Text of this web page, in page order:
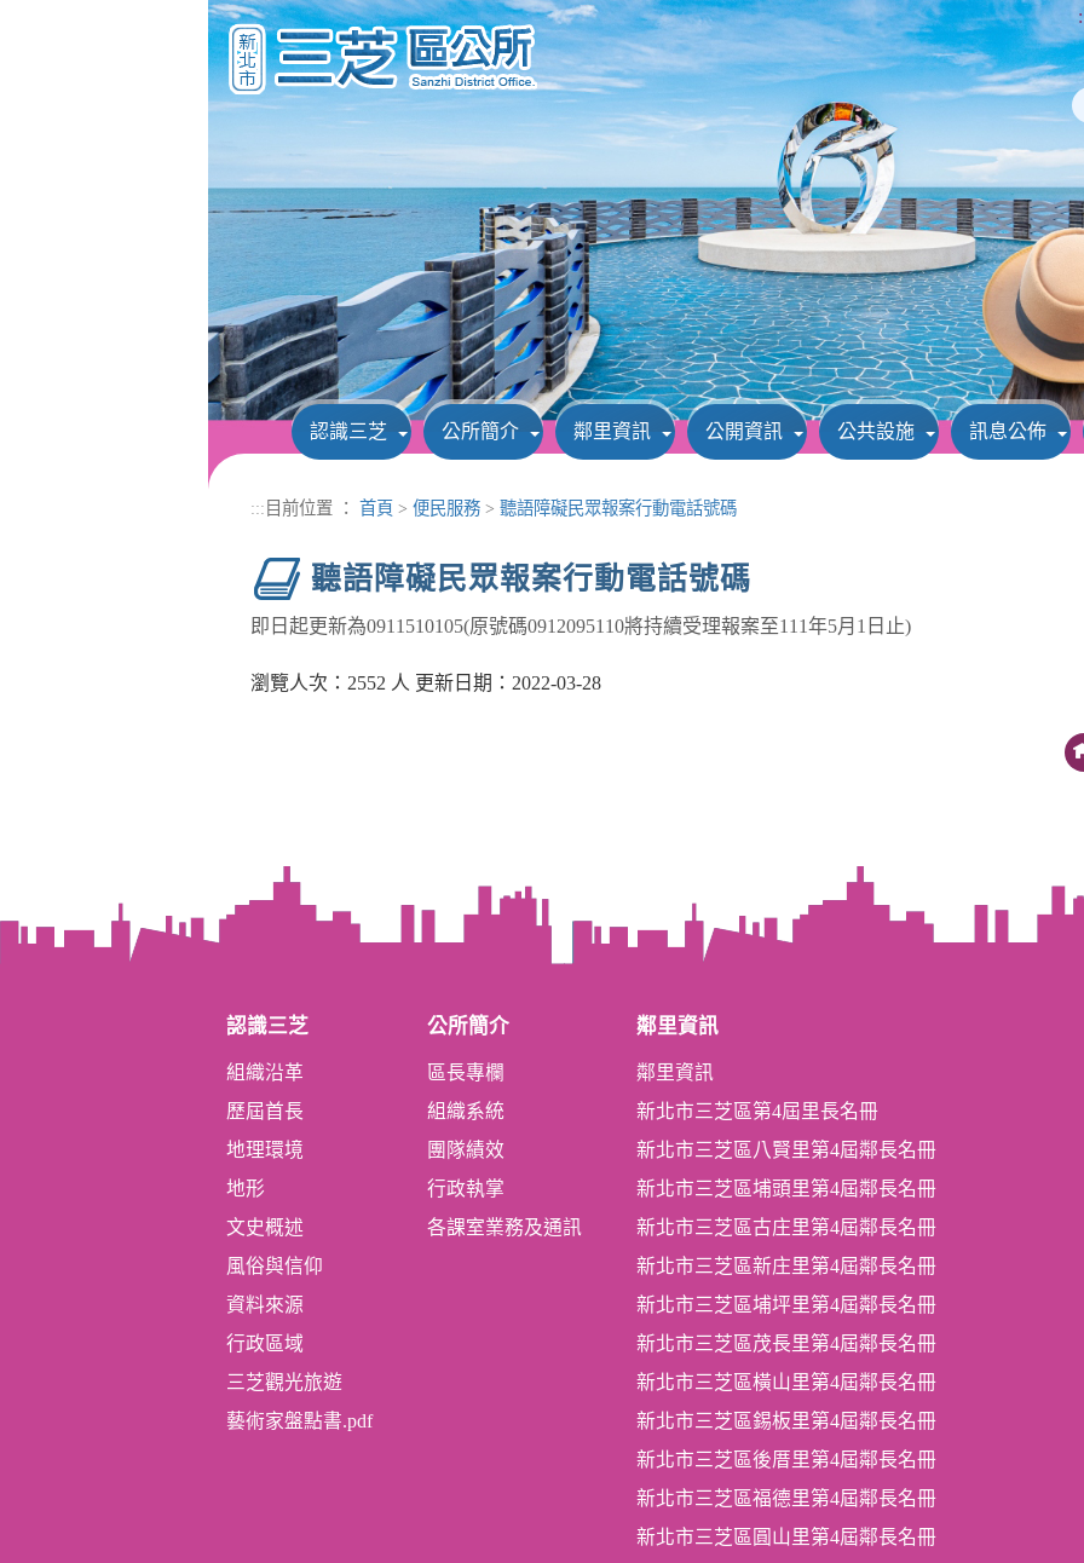
認識三芝 公所簡介 鄰里資訊 公開資訊 公共設施 訊息公佈
::: 目前位置 ： 首頁 > 便民服務 > 聽語障礙民眾報案行動電話號碼
聽語障礙民眾報案行動電話號碼
即日起更新為0911510105(原號碼0912095110將持續受理報案至111年5月1日止)
瀏覽人次：2552 人 更新日期：2022-03-28
認識三芝
組織沿革
歷屆首長
地理環境
地形
文史概述
風俗與信仰
資料來源
行政區域
三芝觀光旅遊
藝術家盤點書.pdf
公所簡介
區長專欄
組織系統
團隊績效
行政執掌
各課室業務及通訊
鄰里資訊
鄰里資訊
新北市三芝區第4屆里長名冊
新北市三芝區八賢里第4屆鄰長名冊
新北市三芝區埔頭里第4屆鄰長名冊
新北市三芝區古庄里第4屆鄰長名冊
新北市三芝區新庄里第4屆鄰長名冊
新北市三芝區埔坪里第4屆鄰長名冊
新北市三芝區茂長里第4屆鄰長名冊
新北市三芝區橫山里第4屆鄰長名冊
新北市三芝區錫板里第4屆鄰長名冊
新北市三芝區後厝里第4屆鄰長名冊
新北市三芝區福德里第4屆鄰長名冊
新北市三芝區圓山里第4屆鄰長名冊